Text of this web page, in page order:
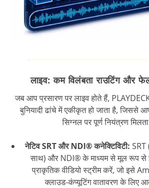
लाइव: कम विलंबता राउटिंग और
जब आप प्रसारण पर लाइव होते हैं,
बुनियादी ढांचे में एकीकृत हो जाता है, जिससे
सिग्नल पर पूर्ण नियंत्रण
नेटिव SRT और NDI® कनेक्टिविटी: SRT
साथ) और NDI® के माध्यम से मूल रूप
प्राकृतिक वीडियो स्ट्रीम करें, जो इसे
क्लाउड-कंप्यूटिंग वातावरण के लिए